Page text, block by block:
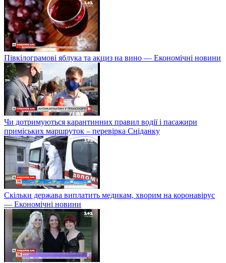
Півкілограмові яблука та акциз на вино — Економічні новини
Чи дотримуються карантинних правил водії і пасажири
приміських маршруток – перевірка Сніданку
Скільки держава виплатить медикам, хворим на коронавірус
— Економічні новини